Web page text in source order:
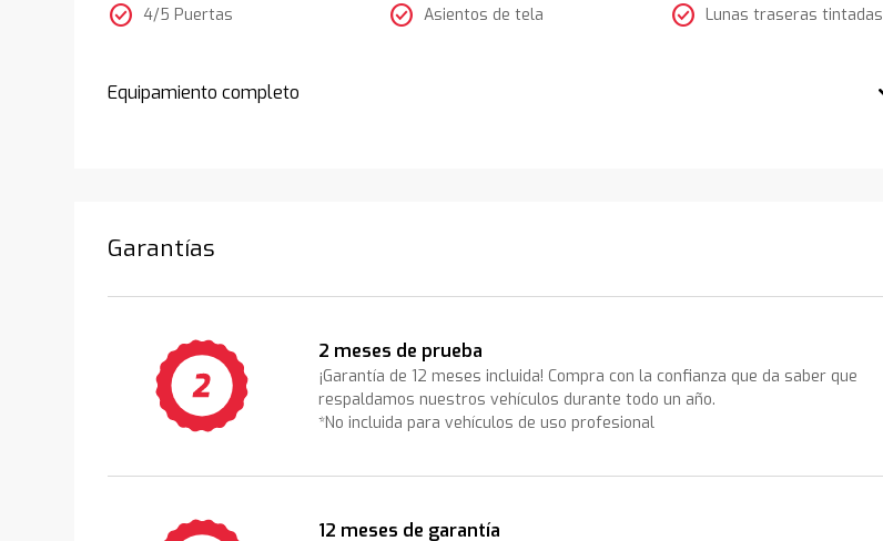
check_circle 4/5 Puertas check_circle Asientos de tela check_circle Lunas traseras tintadas
Equipamiento completo
Garantías
2 meses de prueba
¡Garantía de 12 meses incluida! Compra con la confianza que da saber que
respaldamos nuestros vehículos durante todo un año.
*No incluida para vehículos de uso profesional
12 meses de garantía